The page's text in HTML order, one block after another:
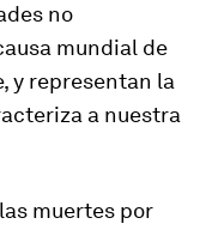
no
mundial de
y representan la
a nuestra
muertes por